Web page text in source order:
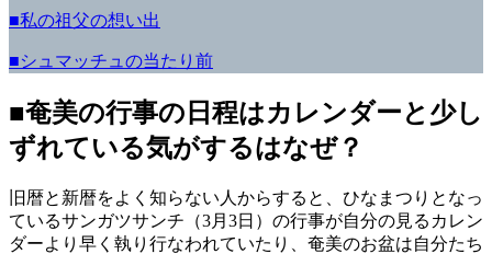
■私の祖父の想い出
■シュマッチュの当たり前
■奄美の行事の日程はカレンダーと少し
ずれている気がするはなぜ？
旧暦と新暦をよく知らない人からすると、ひなまつりとなっ
ているサンガツサンチ（3月3日）の行事が自分の見るカレン
ダーより早く執り行なわれていたり、奄美のお盆は自分たち